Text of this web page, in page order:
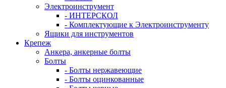
Электроинструмент
- ИНТЕРСКОЛ
- Комплектующие к Электроинструменту
Ящики для инструментов
Крепеж
Анкера, анкерные болты
Болты
- Болты нержавеющие
- Болты оцинкованные